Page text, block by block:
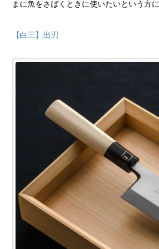
まに魚をさばくときに使いたいという方
【白三】出刃